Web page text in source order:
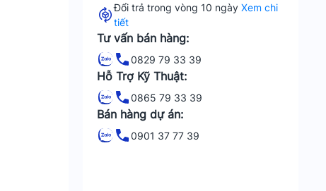
Đổi trả trong vòng 10 ngàyXem chi
tiết
Tư vấn bán hàng:
0829 79 33 39
Hỗ Trợ Kỹ Thuật:
0865 79 33 39
Bán hàng dự án:
0901 37 77 39